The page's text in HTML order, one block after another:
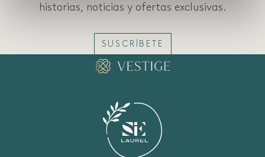
historias, noticias y ofertas exclusivas.
SUSCRÍBETE